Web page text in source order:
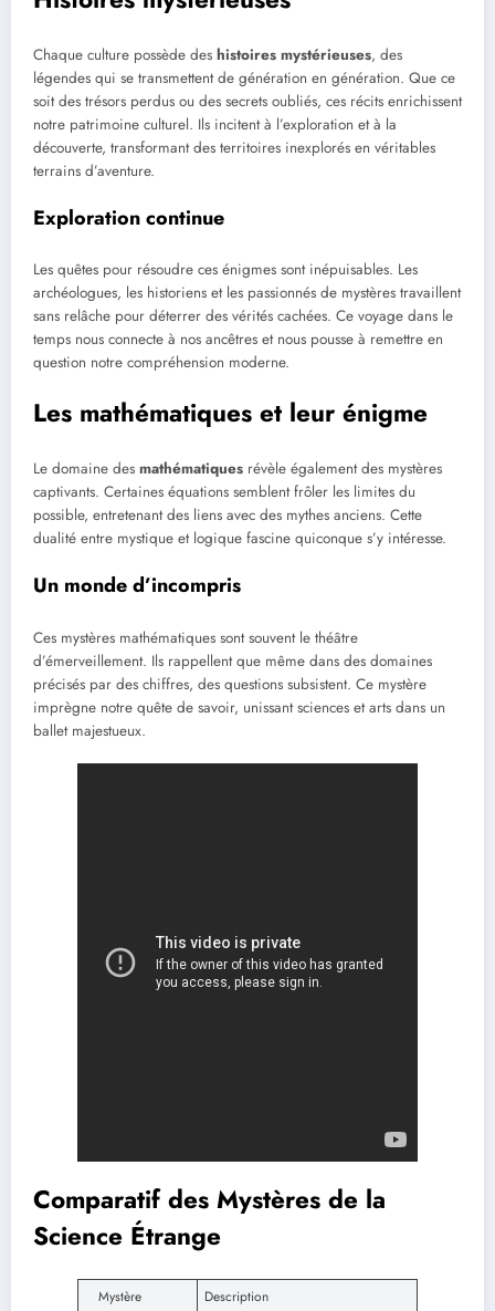
Chaque culture possède des histoires mystérieuses, des
légendes qui se transmettent de génération en génération. Que ce
soit des trésors perdus ou des secrets oubliés, ces récits enrichissent
notre patrimoine culturel. Ils incitent à l’exploration et à la
découverte, transformant des territoires inexplorés en véritables
terrains d’aventure.
Exploration continue
Les quêtes pour résoudre ces énigmes sont inépuisables. Les
archéologues, les historiens et les passionnés de mystères travaillent
sans relâche pour déterrer des vérités cachées. Ce voyage dans le
temps nous connecte à nos ancêtres et nous pousse à remettre en
question notre compréhension moderne.
Les mathématiques et leur énigme
Le domaine des mathématiques révèle également des mystères
captivants. Certaines équations semblent frôler les limites du
possible, entretenant des liens avec des mythes anciens. Cette
dualité entre mystique et logique fascine quiconque s’y intéresse.
Un monde d’incompris
Ces mystères mathématiques sont souvent le théâtre
d’émerveillement. Ils rappellent que même dans des domaines
précisés par des chiffres, des questions subsistent. Ce mystère
imprègne notre quête de savoir, unissant sciences et arts dans un
ballet majestueux.
Comparatif des Mystères de la
Science Étrange
Mystère Description